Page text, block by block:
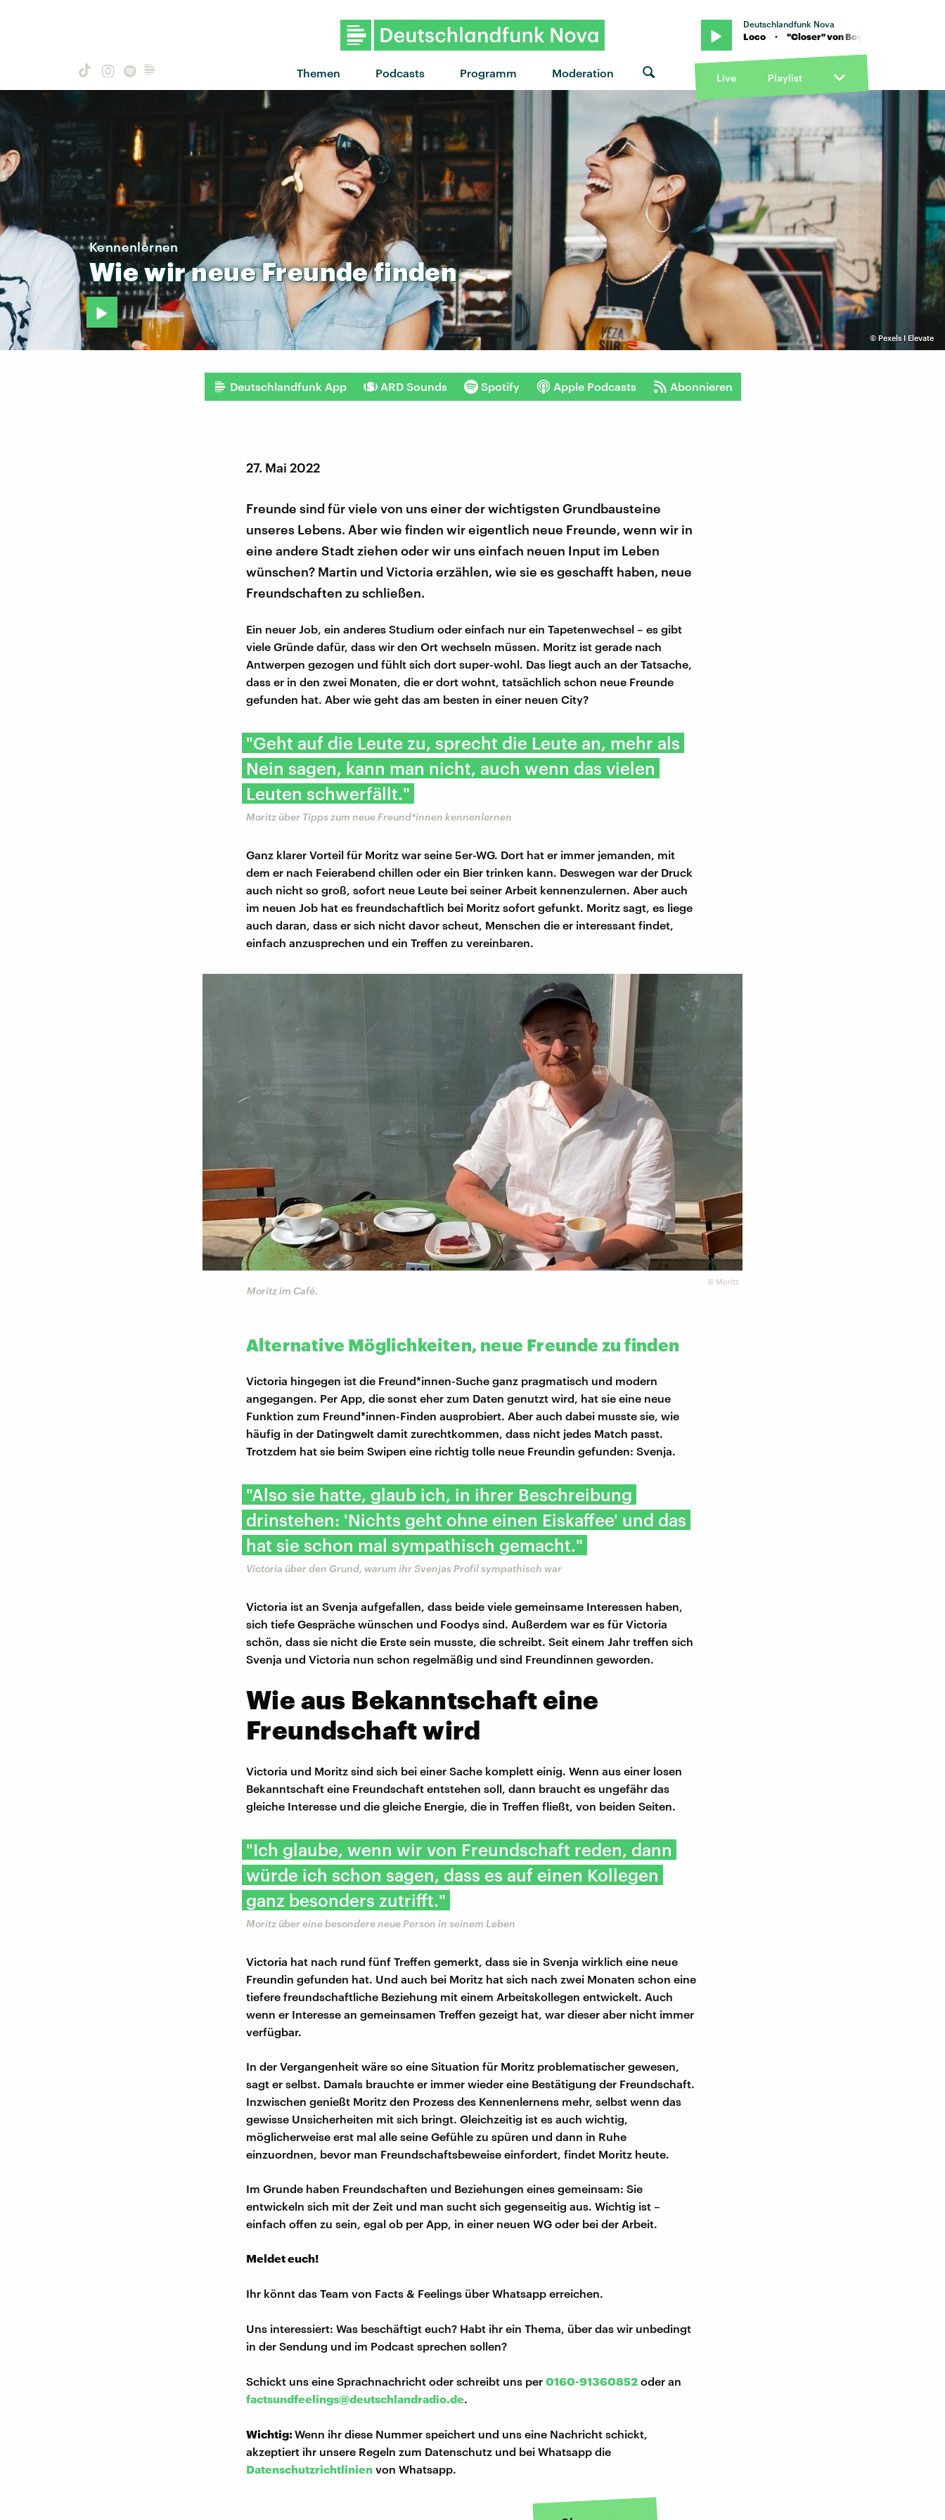
Themen Podcasts Programm Moderation
Deutschlandfunk Nova
"Closer" von Boy Loco · "Closer" von Boy Loco · "Closer" von Boy Loco
Live Playlist
© Pexels I Elevate
Kennenlernen
WiewirneueFreundefinden
Deutschlandfunk App ARD Sounds Spotify Apple Podcasts Abonnieren
27. Mai 2022
Freunde sind für viele von uns einer der wichtigsten Grundbausteine
unseres Lebens. Aber wie finden wir eigentlich neue Freunde, wenn wir in
eine andere Stadt ziehen oder wir uns einfach neuen Input im Leben
wünschen? Martin und Victoria erzählen, wie sie es geschafft haben, neue
Freundschaften zu schließen.
Ein neuer Job, ein anderes Studium oder einfach nur ein Tapetenwechsel – es gibt
viele Gründe dafür, dass wir den Ort wechseln müssen. Moritz ist gerade nach
Antwerpen gezogen und fühlt sich dort super-wohl. Das liegt auch an der Tatsache,
dass er in den zwei Monaten, die er dort wohnt, tatsächlich schon neue Freunde
gefunden hat. Aber wie geht das am besten in einer neuen City?
"Geht auf die Leute zu, sprecht die Leute an, mehr als
Nein sagen, kann man nicht, auch wenn das vielen
Leuten schwerfällt."
Moritz über Tipps zum neue Freund*innen kennenlernen
Ganz klarer Vorteil für Moritz war seine 5er-WG. Dort hat er immer jemanden, mit
dem er nach Feierabend chillen oder ein Bier trinken kann. Deswegen war der Druck
auch nicht so groß, sofort neue Leute bei seiner Arbeit kennenzulernen. Aber auch
im neuen Job hat es freundschaftlich bei Moritz sofort gefunkt. Moritz sagt, es liege
auch daran, dass er sich nicht davor scheut, Menschen die er interessant findet,
einfach anzusprechen und ein Treffen zu vereinbaren.
© Moritz
Moritz im Café.
Alternative Möglichkeiten, neue Freunde zu finden
Victoria hingegen ist die Freund*innen-Suche ganz pragmatisch und modern
angegangen. Per App, die sonst eher zum Daten genutzt wird, hat sie eine neue
Funktion zum Freund*innen-Finden ausprobiert. Aber auch dabei musste sie, wie
häufig in der Datingwelt damit zurechtkommen, dass nicht jedes Match passt.
Trotzdem hat sie beim Swipen eine richtig tolle neue Freundin gefunden: Svenja.
"Also sie hatte, glaub ich, in ihrer Beschreibung
drinstehen: 'Nichts geht ohne einen Eiskaffee' und das
hat sie schon mal sympathisch gemacht."
Victoria über den Grund, warum ihr Svenjas Profil sympathisch war
Victoria ist an Svenja aufgefallen, dass beide viele gemeinsame Interessen haben,
sich tiefe Gespräche wünschen und Foodys sind. Außerdem war es für Victoria
schön, dass sie nicht die Erste sein musste, die schreibt. Seit einem Jahr treffen sich
Svenja und Victoria nun schon regelmäßig und sind Freundinnen geworden.
Wie aus Bekanntschaft eine
Freundschaft wird
Victoria und Moritz sind sich bei einer Sache komplett einig. Wenn aus einer losen
Bekanntschaft eine Freundschaft entstehen soll, dann braucht es ungefähr das
gleiche Interesse und die gleiche Energie, die in Treffen fließt, von beiden Seiten.
"Ich glaube, wenn wir von Freundschaft reden, dann
würde ich schon sagen, dass es auf einen Kollegen
ganz besonders zutrifft."
Moritz über eine besondere neue Person in seinem Leben
Victoria hat nach rund fünf Treffen gemerkt, dass sie in Svenja wirklich eine neue
Freundin gefunden hat. Und auch bei Moritz hat sich nach zwei Monaten schon eine
tiefere freundschaftliche Beziehung mit einem Arbeitskollegen entwickelt. Auch
wenn er Interesse an gemeinsamen Treffen gezeigt hat, war dieser aber nicht immer
verfügbar.
In der Vergangenheit wäre so eine Situation für Moritz problematischer gewesen,
sagt er selbst. Damals brauchte er immer wieder eine Bestätigung der Freundschaft.
Inzwischen genießt Moritz den Prozess des Kennenlernens mehr, selbst wenn das
gewisse Unsicherheiten mit sich bringt. Gleichzeitig ist es auch wichtig,
möglicherweise erst mal alle seine Gefühle zu spüren und dann in Ruhe
einzuordnen, bevor man Freundschaftsbeweise einfordert, findet Moritz heute.
Im Grunde haben Freundschaften und Beziehungen eines gemeinsam: Sie
entwickeln sich mit der Zeit und man sucht sich gegenseitig aus. Wichtig ist –
einfach offen zu sein, egal ob per App, in einer neuen WG oder bei der Arbeit.
Meldet euch!
Ihr könnt das Team von Facts & Feelings über Whatsapp erreichen.
Uns interessiert: Was beschäftigt euch? Habt ihr ein Thema, über das wir unbedingt
in der Sendung und im Podcast sprechen sollen?
Schickt uns eine Sprachnachricht oder schreibt uns per 0160-91360852 oder an
factsundfeelings@deutschlandradio.de.
Wichtig:Wenn ihr diese Nummer speichert und uns eine Nachricht schickt,
akzeptiert ihr unsere Regeln zum Datenschutz und bei Whatsapp die
Datenschutzrichtlinien von Whatsapp.